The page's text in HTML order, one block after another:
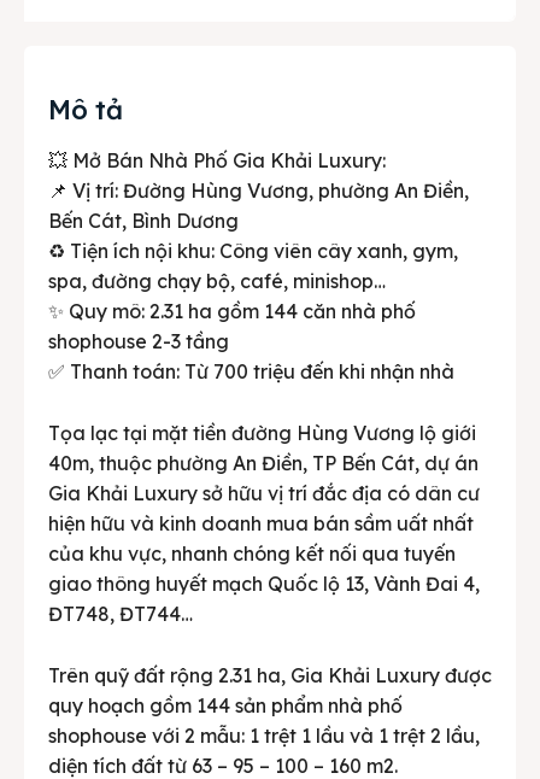
Mô tả
💥 Mở Bán Nhà Phố Gia Khải Luxury:
📌 Vị trí: Đường Hùng Vương, phường An Điền,
Bến Cát, Bình Dương
♻️ Tiện ích nội khu: Công viên cây xanh, gym,
spa, đường chạy bộ, café, minishop…
✨ Quy mô: 2.31 ha gồm 144 căn nhà phố
shophouse 2-3 tầng
✅ Thanh toán: Từ 700 triệu đến khi nhận nhà
Tọa lạc tại mặt tiền đường Hùng Vương lộ giới
40m, thuộc phường An Điền, TP Bến Cát, dự án
Gia Khải Luxury sở hữu vị trí đắc địa có dân cư
hiện hữu và kinh doanh mua bán sầm uất nhất
của khu vực, nhanh chóng kết nối qua tuyến
giao thông huyết mạch Quốc lộ 13, Vành Đai 4,
ĐT748, ĐT744…
Trên quỹ đất rộng 2.31 ha, Gia Khải Luxury được
quy hoạch gồm 144 sản phẩm nhà phố
shophouse với 2 mẫu: 1 trệt 1 lầu và 1 trệt 2 lầu,
diện tích đất từ 63 – 95 – 100 – 160 m2.